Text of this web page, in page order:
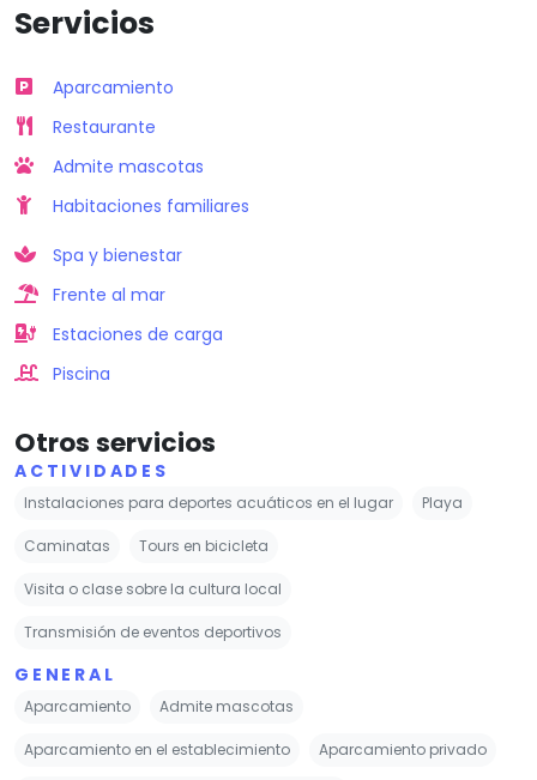
Servicios
Aparcamiento
Restaurante
Admite mascotas
Habitaciones familiares
Spa y bienestar
Frente al mar
Estaciones de carga
Piscina
Otros servicios
ACTIVIDADES
Instalaciones para deportes acuáticos en el lugar Playa
Caminatas Tours en bicicleta
Visita o clase sobre la cultura local
Transmisión de eventos deportivos
GENERAL
Aparcamiento Admite mascotas
Aparcamiento en el establecimiento Aparcamiento privado